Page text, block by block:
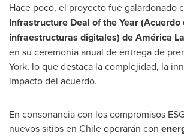
Hace poco, el proyecto fue galardonado
Infrastructure Deal of the Year (Acuerdo
infraestructuras digitales) de América
en su ceremonia anual de entrega de
York, lo que destaca la complejidad, la
impacto del acuerdo.
En consonancia con los compromisos
nuevos sitios en Chileoperarán con